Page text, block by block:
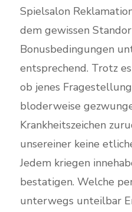
Spielsalon
dem gewissen
Bonusbedingungen
entsprechend. Trotz
ob jenes
bloderweise
Krankheitszeichen
unsereiner keine
Jedem kriegen
bestatigen. Welche
unterwegs unteilbar